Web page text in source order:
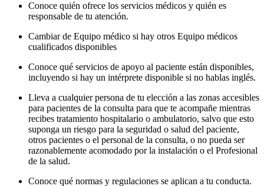
Conoce quién ofrece los servicios médicos y quién es
responsable de tu atención.
Cambiar de Equipo médico si hay otros Equipo médicos
cualificados disponibles
Conoce qué servicios de apoyo al paciente están disponibles,
incluyendo si hay un intérprete disponible si no hablas inglés.
Lleva a cualquier persona de tu elección a las zonas accesibles
para pacientes de la consulta para que te acompañe mientras
recibes tratamiento hospitalario o ambulatorio, salvo que esto
suponga un riesgo para la seguridad o salud del paciente,
otros pacientes o el personal de la consulta, o no pueda ser
razonablemente acomodado por la instalación o el Profesional
de la salud.
Conoce qué normas y regulaciones se aplican a tu conducta.